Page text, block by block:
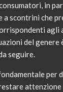
in
scontrini che
del genere
seguire.
per
attenzione